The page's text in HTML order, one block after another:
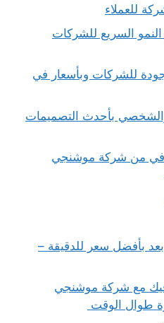
للعملاء
السريع للشركات
للشركات وبأسعار في
بأحدث التصميمات
من شركة موشنجي
بأفضل سعر للدقيقة –
مع شركة موشنجي
طوال الوقت